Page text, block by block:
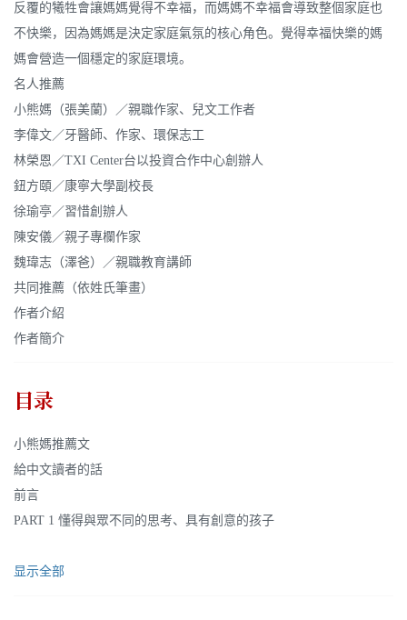
反覆的犧牲會讓媽媽覺得不幸福，而媽媽不幸福會導致整個家庭也
不快樂，因為媽媽是決定家庭氣氛的核心角色。覺得幸福快樂的媽
媽會營造一個穩定的家庭環境。
名人推薦
小熊媽（張美蘭）／親職作家、兒文工作者
李偉文／牙醫師、作家、環保志工
林榮恩／TXI Center台以投資合作中心創辦人
鈕方頤／康寧大學副校長
徐瑜亭／習惜創辦人
陳安儀／親子專欄作家
魏瑋志（澤爸）／親職教育講師
共同推薦（依姓氏筆畫）
作者介紹
作者簡介
目录
小熊媽推薦文
給中文讀者的話
前言
PART 1 懂得與眾不同的思考、具有創意的孩子
显示全部